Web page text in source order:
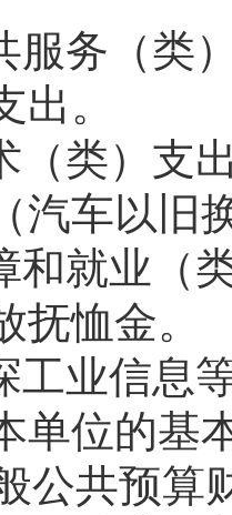
服务（类
出。
（类）支
汽车以旧
和就业（
抚恤金。
工业信息
单位的基
公共预